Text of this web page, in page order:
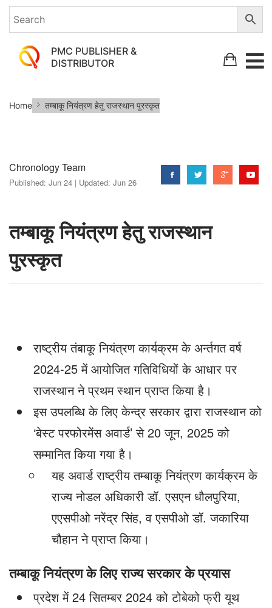
PMC PUBLISHER &
DISTRIBUTOR
तम्बाकू
नियंत्रण
पुरस्कृत
Home तम्बाकू नियंत्रण हेतु राजस्थान पुरस्कृत
Chronology Team
Published: Jun 24 | Updated: Jun 26
तम्बाकू नियंत्रण हेतु राजस्थान
पुरस्कृत
राष्ट्रीय तंबाकू नियंत्रण कार्यक्रम के अर्न्तगत वर्ष
2024-25 में आयोजित गतिविधियों के आधार पर
राजस्थान ने प्रथम स्थान प्राप्त किया है।
इस उपलब्धि के लिए केन्द्र सरकार द्वारा राजस्थान को
‘बेस्ट परफोरमेंस अवार्ड’ से 20 जून, 2025 को
सम्मानित किया गया है।
यह अवार्ड राष्ट्रीय तम्बाकू नियंत्रण कार्यक्रम के
राज्य नोडल अधिकारी डॉ. एसएन धौलपुरिया,
एएसपीओ नरेंद्र सिंह, व एसपीओ डॉ. जकारिया
चौहान ने प्राप्त किया।
तम्बाकू नियंत्रण के लिए राज्य सरकार के प्रयास
प्रदेश में 24 सितम्बर 2024 को टोबेको फ्री यूथ